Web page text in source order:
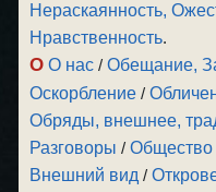
Нераскаянность,
Нравственность.
О О нас /Обещание,
Оскорбление /
Обряды, внешнее,
Разговоры /Общество
Внешний вид /